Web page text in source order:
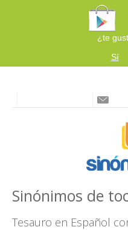
¿te
Sí
Sinónimos de
Tesauro en Español